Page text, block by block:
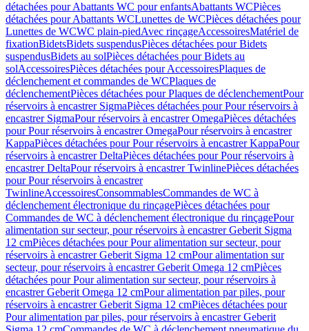
détachées pour Abattants WC pour enfantsAbattants WCPièces
détachées pour Abattants WCLunettes de WCPièces détachées pour
Lunettes de WCWC plain-piedAvec rinçageAccessoiresMatériel de
fixationBidetsBidets suspendusPièces détachées pour Bidets
suspendusBidets au solPièces détachées pour Bidets au
solAccessoiresPièces détachées pour AccessoiresPlaques de
déclenchement et commandes de WCPlaques de
déclenchementPièces détachées pour Plaques de déclenchementPour
réservoirs à encastrer SigmaPièces détachées pour Pour réservoirs à
encastrer SigmaPour réservoirs à encastrer OmegaPièces détachées
pour Pour réservoirs à encastrer OmegaPour réservoirs à encastrer
KappaPièces détachées pour Pour réservoirs à encastrer KappaPour
réservoirs à encastrer DeltaPièces détachées pour Pour réservoirs à
encastrer DeltaPour réservoirs à encastrer TwinlinePièces détachées
pour Pour réservoirs à encastrer
TwinlineAccessoiresConsommablesCommandes de WC à
déclenchement électronique du rinçagePièces détachées pour
Commandes de WC à déclenchement électronique du rinçagePour
alimentation sur secteur, pour réservoirs à encastrer Geberit Sigma
12 cmPièces détachées pour Pour alimentation sur secteur, pour
réservoirs à encastrer Geberit Sigma 12 cmPour alimentation sur
secteur, pour réservoirs à encastrer Geberit Omega 12 cmPièces
détachées pour Pour alimentation sur secteur, pour réservoirs à
encastrer Geberit Omega 12 cmPour alimentation par piles, pour
réservoirs à encastrer Geberit Sigma 12 cmPièces détachées pour
Pour alimentation par piles, pour réservoirs à encastrer Geberit